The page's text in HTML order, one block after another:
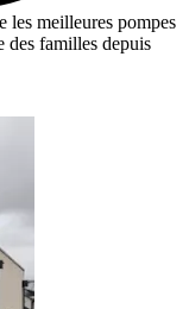
les meilleures pompes
des familles depuis